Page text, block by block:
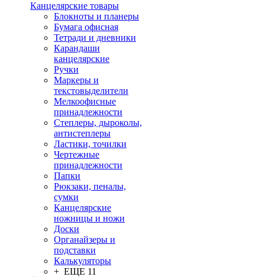
Канцелярские товары
Блокноты и планеры
Бумага офисная
Тетради и дневники
Карандаши
канцелярские
Ручки
Маркеры и
текстовыделители
Мелкоофисные
принадлежности
Степлеры, дыроколы,
антистеплеры
Ластики, точилки
Чертежные
принадлежности
Папки
Рюкзаки, пеналы,
сумки
Канцелярские
ножницы и ножи
Доски
Органайзеры и
подставки
Калькуляторы
+ ЕЩЕ 11